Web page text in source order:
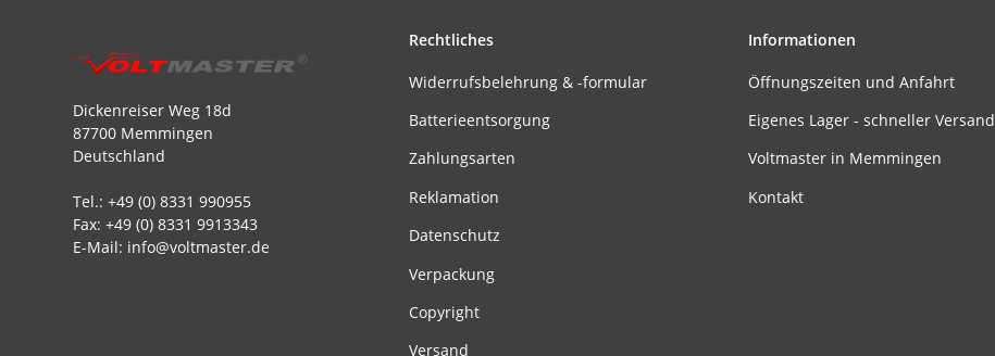
Dickenreiser Weg 18d
87700 Memmingen
Deutschland
Tel.: +49 (0) 8331 990955
Fax: +49 (0) 8331 9913343
E-Mail: info@voltmaster.de
Rechtliches
Widerrufsbelehrung & -formular
Batterieentsorgung
Zahlungsarten
Reklamation
Datenschutz
Verpackung
Copyright
Versand
Informationen
Öffnungszeiten und Anfahrt
Eigenes Lager - schneller Versand
Voltmaster in Memmingen
Kontakt